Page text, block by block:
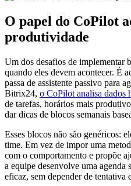
O papel do CoPilot
produtividade
Um dos desafios de implementar
quando eles devem acontecer. É
passa de assistente passivo para
Bitrix24, o CoPilot analisa dados
de tarefas, horários mais
dar dicas de blocos semanais
Esses blocos não são genéricos:
time. Em vez de impor uma
com o comportamento e propõe
a equipe desenvolve uma agenda
eficaz, sem depender de tentativa